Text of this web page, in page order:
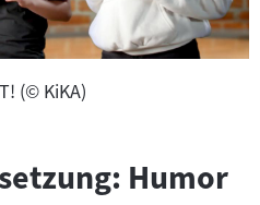
(© KiKA)
Humor